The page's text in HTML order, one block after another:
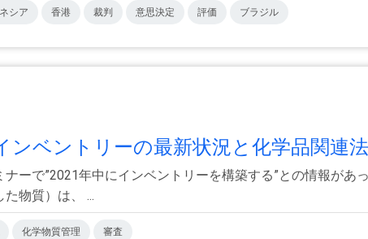
シア 香港 裁判 意思決定 評価 ブラジル
ンベントリーの最新状況と化学品関連
ーで”2021年中にインベントリーを構築する”との情報が
物質）は、 ...
化学物質管理 審査